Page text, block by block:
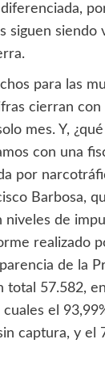
siguen siendo
para las
cierran con
mes. Y,
con una
por
Barbosa,
niveles de
realizado
de la
total 57.582,
el
captura, y el